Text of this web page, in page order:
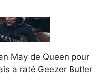
May de Queen pour
a raté Geezer Butler